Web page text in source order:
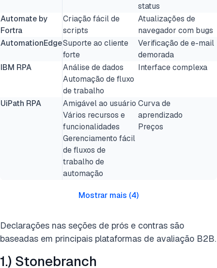
status
Automate by
Fortra
Criação fácil de
scripts
Atualizações de
navegador com bugs
AutomationEdgeSuporte ao cliente
forte
Verificação de e-mail
demorada
IBM RPA
Análise de dados
Automação de fluxo
de trabalho
Interface complexa
UiPath RPA
Amigável ao usuário
Vários recursos e
funcionalidades
Gerenciamento fácil
de fluxos de
trabalho de
automação
Curva de
aprendizado
Preços
Mostrar mais (4)
Declarações nas seções de prós e contras são
baseadas em principais plataformas de avaliação B2B.
1.) Stonebranch